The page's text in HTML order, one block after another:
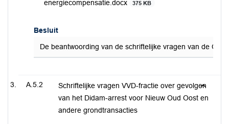
energiecompensatie.docx
375 KB
Besluit
De beantwoording van de schriftelijke vragen van de CU
A.5.2
Schriftelijke vragen VVD-fractie over gevolgen
van het Didam-arrest voor Nieuw Oud Oost en
andere grondtransacties